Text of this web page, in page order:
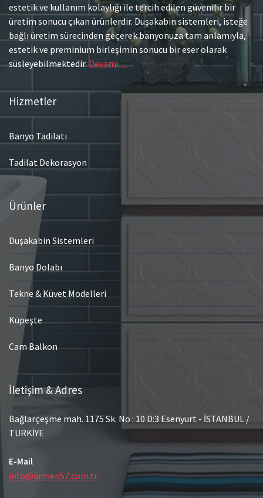
estetik ve kullanım kolaylığı ile tercih edilen güvenilir bir
üretim sonucu çıkan ürünlerdir. Duşakabin sistemleri, isteğe
bağlı üretim sürecinden geçerek banyonuza tam anlamıyla,
estetik ve preminium birleşimin sonucu bir eser olarak
süsleyebilmektedir.Devamı…
Hizmetler
Banyo Tadilatı
Tadilat Dekorasyon
Ürünler
Duşakabin Sistemleri
Banyo Dolabı
Tekne & Küvet Modelleri
Küpeşte
Cam Balkon
İletişim & Adres
Bağlarçeşme mah. 1175 Sk. No : 10 D:3 Esenyurt - İSTANBUL /
TÜRKİYE
E-Mail
info@armen57.com.tr